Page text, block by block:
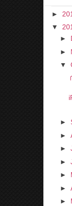
►
▼
►
►
▼
►
►
►
►
►
►
►